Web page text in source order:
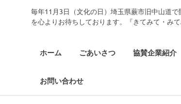
ッ
中
仙
道
毎年11月3日（文化の日）埼玉県蕨市旧中山道
を心よりお待ちしております。『きてみて・み
ホーム ごあいさつ 協賛企業紹介
お問い合わせ